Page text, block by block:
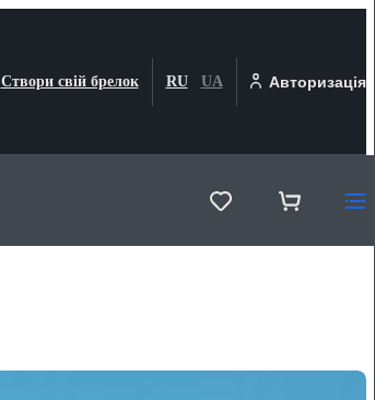
Створи свій брелок RU UA Авторизація